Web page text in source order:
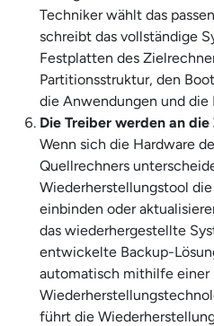
Techniker wählt das
schreibt das vollständige
Festplatten des
Partitionsstruktur, den
die Anwendungen und die
Die Treiber werden an
Wenn sich die Hardware
Quellrechners
Wiederherstellungstool
einbinden oder
das wiederhergestellte
entwickelte Backup-
automatisch mithilfe einer
führt die